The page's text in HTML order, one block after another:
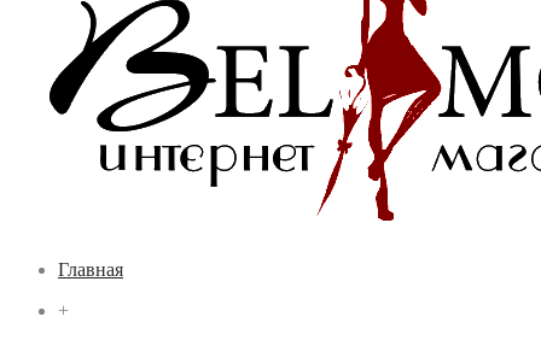
Главная
+